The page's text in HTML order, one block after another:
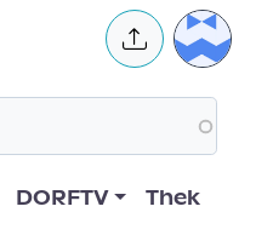
User
DORFTV Thek